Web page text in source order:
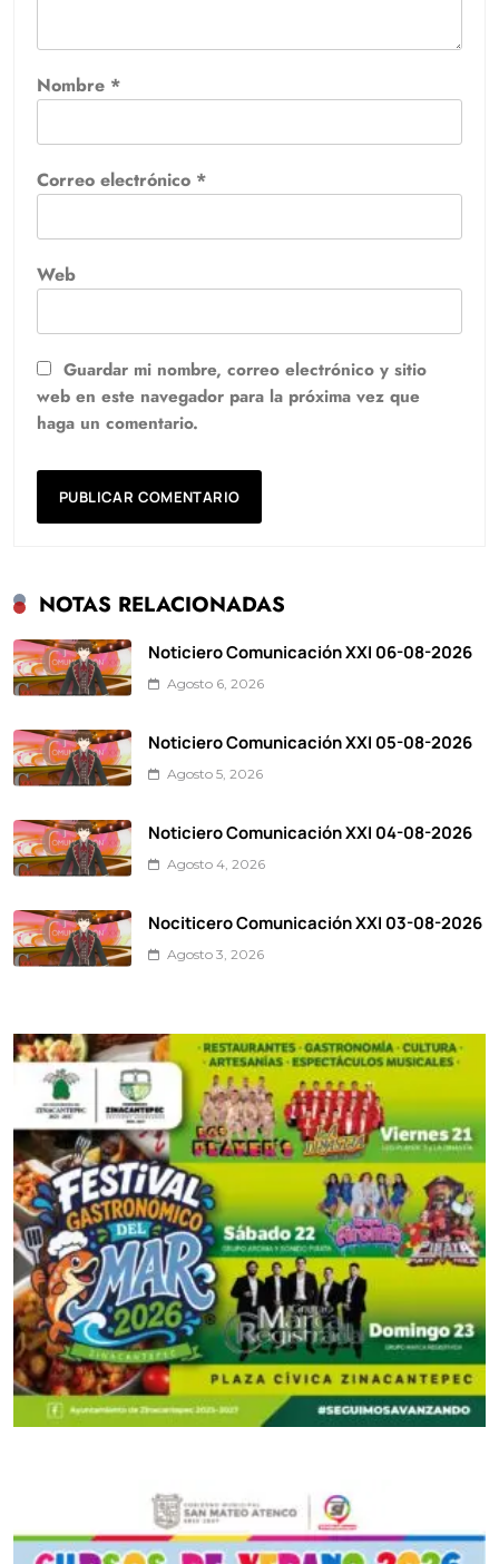
Nombre *
Correo electrónico *
Web
Guardar mi nombre, correo electrónico y sitio
web en este navegador para la próxima vez que
haga un comentario.
NOTAS RELACIONADAS
Noticiero Comunicación XXI 06-08-2026
Agosto 6, 2026
Noticiero Comunicación XXI 05-08-2026
Agosto 5, 2026
Noticiero Comunicación XXI 04-08-2026
Agosto 4, 2026
Nociticero Comunicación XXI 03-08-2026
Agosto 3, 2026